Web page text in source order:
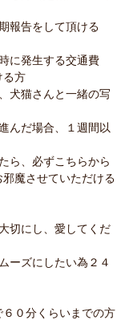
報告をして頂ける
に発生する交通費
る方
犬猫さんと一緒の写
んだ場合、１週間以
ら、必ずこちらから
魔させていただける
切にし、愛してくだ
ーズにしたい為２４
０分くらいまでの方